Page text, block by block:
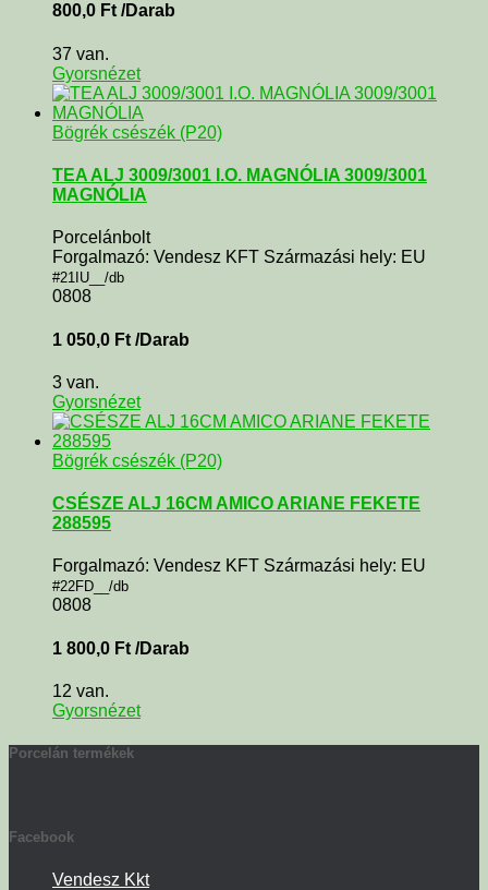
800,0 Ft /Darab
37 van.
Gyorsnézet
Bögrék csészék (P20)
TEA ALJ 3009/3001 I.O. MAGNÓLIA 3009/3001
MAGNÓLIA
Porcelánbolt
Forgalmazó: Vendesz KFT Származási hely: EU
#21IU__/db
0808
1 050,0 Ft /Darab
3 van.
Gyorsnézet
Bögrék csészék (P20)
CSÉSZE ALJ 16CM AMICO ARIANE FEKETE
288595
Forgalmazó: Vendesz KFT Származási hely: EU
#22FD__/db
0808
1 800,0 Ft /Darab
12 van.
Gyorsnézet
Porcelán termékek
Facebook
Vendesz Kkt